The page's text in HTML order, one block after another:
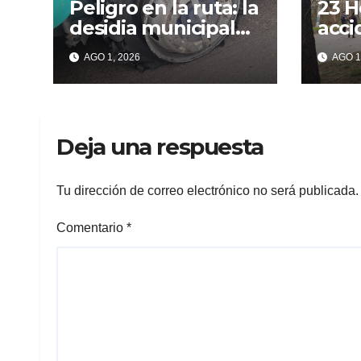
Peligro en la ruta: la
desidia municipal
expuso a un grupo
de berissenses
AGO 1, 2026
23
enAGO
Deja una respuesta
Tu dirección de correo electrónico no será publicada.
Comentario *